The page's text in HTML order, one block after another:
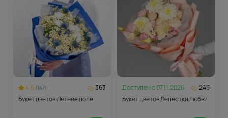
4.5 (147)
363
Букет цветов Летнее поле
Доступен с 07.11.2026
245
Букет цветов Лепестки любви